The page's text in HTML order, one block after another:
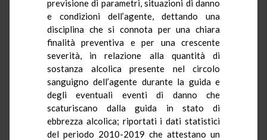
previsione di parametri, situazioni di danno
e condizioni dell’agente, dettando una
disciplina che si connota per una chiara
finalità preventiva e per una crescente
severità, in relazione alla quantità di
sostanza alcolica presente nel circolo
sanguigno dell’agente durante la guida e
degli eventuali eventi di danno che
scaturiscano dalla guida in stato di
ebbrezza alcolica; riportati i dati statistici
del periodo 2010-2019 che attestano un